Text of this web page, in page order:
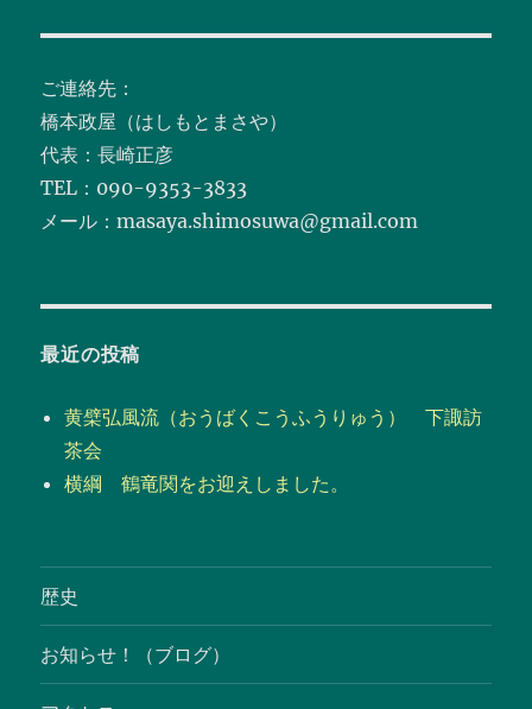
ご連絡先：
橋本政屋（はしもとまさや）
代表：長崎正彦
TEL：090-9353-3833
メール：masaya.shimosuwa@gmail.com
最近の投稿
黄檗弘風流（おうばくこうふうりゅう） 下諏訪
茶会
横綱 鶴竜関をお迎えしました。
歴史
お知らせ！（ブログ）